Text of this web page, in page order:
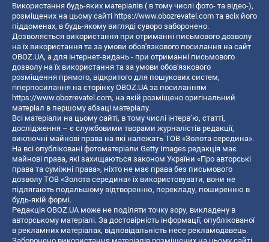
Використання будь-яких матеріалів ( в тому числі фото- та відео-),
розміщених на цьому сайті https://www.obozrevatel.com та всіх його
піддоменах, в будь-якому вигляді суворо заборонено.
Дозволяється використання при отриманні письмового дозволу
на їх використання та за умови обов'язкового посилання на сайт
OBOZ.UA, а для інтернет-видань - при отриманні письмового
дозволу на їх використання та за умови обов'язкового
розміщення прямого, відкритого для пошукових систем,
гіперпосилання на сторінку OBOZ.UA за посиланням
https://www.obozrevatel.com, на якій розміщено оригінальний
матеріал в першому абзаці матеріалу.
Всі матеріали на цьому сайті, в тому числі інтерв’ю, статті,
дослідження – є службовими творами журналістів редакції,
виключні майнові права на які належать ТОВ «Золота середина».
На всі опубліковані фотоматеріали Getty Images редакція має
майнові права, які захищаються законом України «Про авторські
права та суміжні права», ніхто не має права без письмового
дозволу ТОВ «Золота середина» їх використовувати, вони не
підлягають подальшому відтворенню, перекладу, поширенню в
будь-якій формі.
Редакція OBOZ.UA може не поділяти точку зору, викладену в
авторському матеріалі. За достовірність інформації, опублікованої
в рекламних матеріалах, відповідальність несе рекламодавець.
Заборонено використання матеріалів розміщених на цьому сайті,